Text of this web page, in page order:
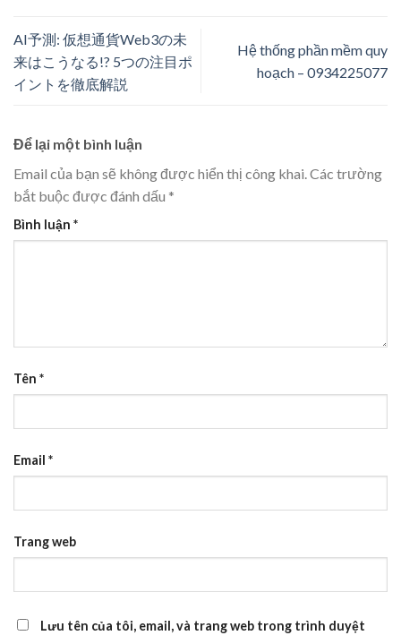
AI予測: 仮想通貨Web3の未
来はこうなる!? 5つの注目ポ
イントを徹底解説
Hệ thống phần mềm quy
hoạch – 0934225077
Để lại một bình luận
Email của bạn sẽ không được hiển thị công khai.Các trường
bắt buộc được đánh dấu *
Bình luận *
Tên *
Email *
Trang web
Lưu tên của tôi, email, và trang web trong trình duyệt